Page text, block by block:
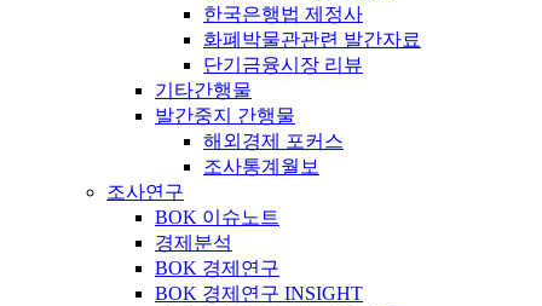
한국은행법 제정사
화폐박물관관련 발간자료
단기금융시장 리뷰
기타간행물
발간중지 간행물
해외경제 포커스
조사통계월보
조사연구
BOK 이슈노트
경제분석
BOK 경제연구
BOK 경제연구 INSIGHT